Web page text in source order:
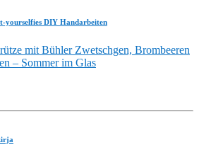
yourselfies DIY Handarbeiten
mit Bühler Zwetschgen, Brombeeren
– Sommer im Glas